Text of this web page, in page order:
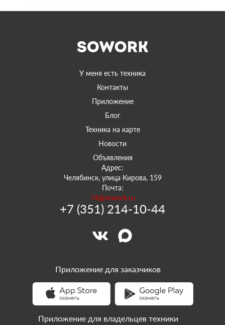
У меня есть техника
Контакты
Приложение
Блог
Техника на карте
Новости
Объявления
Адрес:
Челябинск, улица Кирова, 159
Почта:
74@sowork.ru
+7 (351) 214-10-44
Приложение для заказчиков
Приложение для владельцев техники